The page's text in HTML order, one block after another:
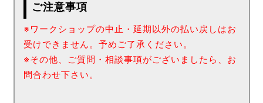
ご注意事項
※ワークショップの中止・延期以外の払い戻しはお
受けできません。予めご了承ください。
※その他、ご質問・相談事項がございましたら、お
問合わせ下さい。